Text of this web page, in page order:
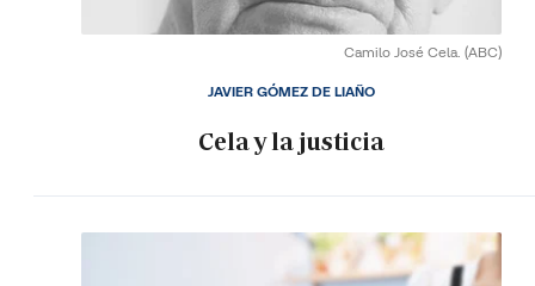
Camilo José Cela. (ABC)
Cela y la justicia
JAVIER GÓMEZ DE LIAÑO